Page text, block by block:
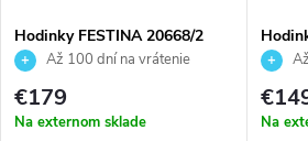
Hodinky FESTINA 20668/2
Až 100 dní na vrátenie
tovaru. Autorizovaný predajca.
€179
Na externom sklade Na